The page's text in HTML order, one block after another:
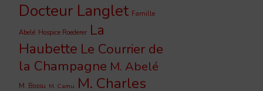
Docteur Langlet Famille
Abelé Hospice Roederer La
Haubette Le Courrier de
la Champagne M. Abelé
M. Bossu M. Camu M. Charles